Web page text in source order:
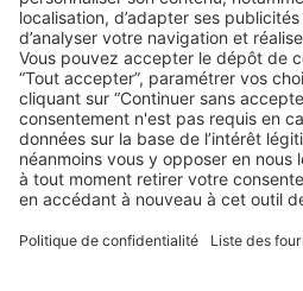
Nouveau site Multiloc
les logements vacants
En s’appuyant sur les agences
privé et en proposant garanties et
propriétaires, ...